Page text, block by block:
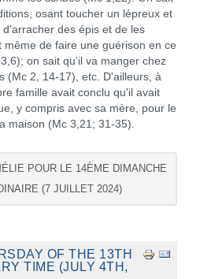
osant toucher un lépreux et
des épis et de les
même de faire une guérison en ce
on sait qu'il va manger chez
(Mc 2, 14-17), etc. D'ailleurs, à
famille avait conclu qu'il avait
y compris avec sa mère, pour le
maison (Mc 3,21; 31-35).
POUR LE 14ÈME DIMANCHE
(7 JUILLET 2024)
OF THE 13TH
TIME (JULY 4TH,